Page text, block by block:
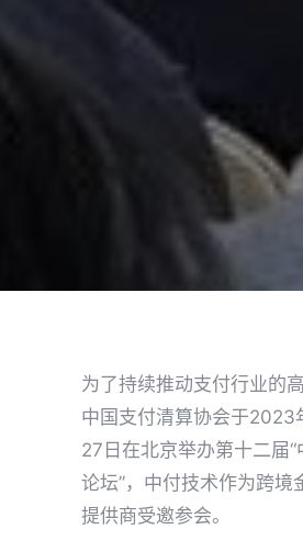
为了持续推动支付行业的
中国支付清算协会于2023
27日在北京举办第十二届“
论坛”，中付技术作为跨境
提供商受邀参会。